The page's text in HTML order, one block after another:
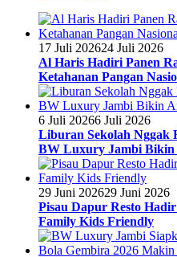
17 Juli 202624 Juli 2026
Al Haris Hadiri Panen
Ketahanan Pangan
6 Juli 20266 Juli 2026
Liburan Sekolah Nggak
BW Luxury Jambi Bikin
29 Juni 202629 Juni 2026
Pisau Dapur Resto
Family Kids Friendly